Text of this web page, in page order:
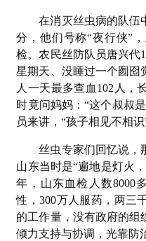
在消灭丝虫病的队伍
分，他们号称“夜行侠”
检。农民丝防队员唐兴代
星期天、没睡过一个囫囵
人一天最多查血102人，
时竟问妈妈：“这个叔叔
员来讲，“孩子相见不相识
丝虫专家们回忆说，
山东当时是“遍地是灯火
年，山东血检人数8000
性，300万人服药，两三
的工作量，没有政府的组
倾力支持与协调，光靠防